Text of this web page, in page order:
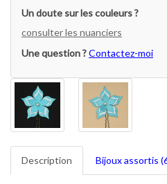
Un doute sur les couleurs ?
consulter les nuanciers
Une question ?Contactez-moi
Description Bijoux assortis